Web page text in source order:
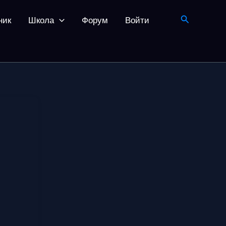
Школа Форум Войти Поиск